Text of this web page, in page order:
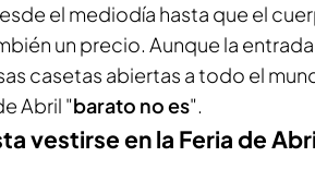
el mediodía hasta que el
un precio. Aunque la
casetas abiertas a todo el
Abril "barato no es".
vestirse en la Feria de